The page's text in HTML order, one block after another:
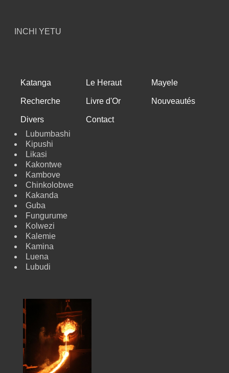
INCHI YETU
Katanga Le Heraut Mayele
Recherche Livre d'Or Nouveautés
Divers
Contact
Lubumbashi
Kipushi
Likasi
Kakontwe
Kambove
Chinkolobwe
Kakanda
Guba
Fungurume
Kolwezi
Kalemie
Kamina
Luena
Lubudi